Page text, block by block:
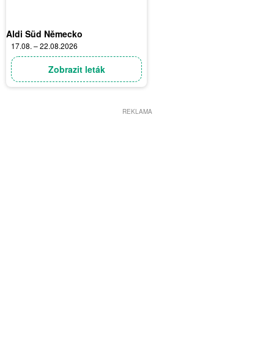
Aldi Süd Německo
17.08. – 22.08.2026
Zobrazit leták
REKLAMA